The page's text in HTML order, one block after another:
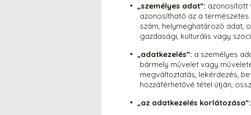
„személyes adat”: azonosított
azonosítható az a
szám, helymeghatározó adat,
gazdasági, kulturális vagy
„adatkezelés”: a személyes
bármely művelet vagy
megváltoztatás, lekérdezés,
hozzáférhetővé tétel útján,
„az adatkezelés korlátozása”: